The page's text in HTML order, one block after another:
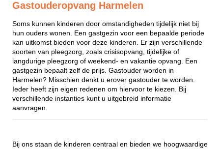
Gastouderopvang Harmelen
Soms kunnen kinderen door omstandigheden tijdelijk niet bij
hun ouders wonen. Een gastgezin voor een bepaalde periode
kan uitkomst bieden voor deze kinderen. Er zijn verschillende
soorten van pleegzorg, zoals crisisopvang, tijdelijke of
langdurige pleegzorg of weekend- en vakantie opvang. Een
gastgezin bepaalt zelf de prijs. Gastouder worden in
Harmelen? Misschien denkt u erover gastouder te worden.
Ieder heeft zijn eigen redenen om hiervoor te kiezen. Bij
verschillende instanties kunt u uitgebreid informatie
aanvragen.
Bij ons staan de kinderen centraal en bieden we hoogwaardige